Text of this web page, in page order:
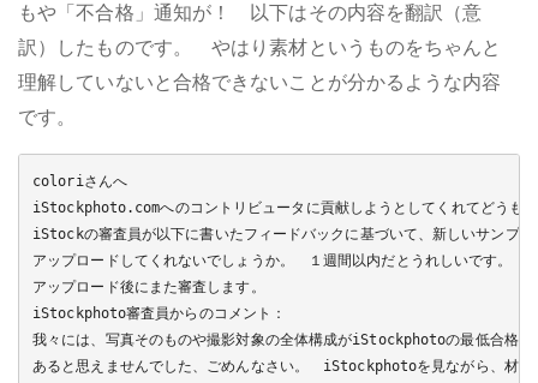
もや「不合格」通知が！ 以下はその内容を翻訳（意
訳）したものです。 やはり素材というものをちゃんと
理解していないと合格できないことが分かるような内容
です。
coloriさんへ
iStockphoto.comへのコントリビュータに貢献しようとしてくれてどうも
iStockの審査員が以下に書いたフィードバックに基づいて、新しいサンプル
アップロードしてくれないでしょうか。　１週間以内だとうれしいです。
アップロード後にまた審査します。
iStockphoto審査員からのコメント：
我々には、写真そのものや撮影対象の全体構成がiStockphotoの最低合格水
あると思えませんでした、ごめんなさい。　iStockphotoを見ながら、材質